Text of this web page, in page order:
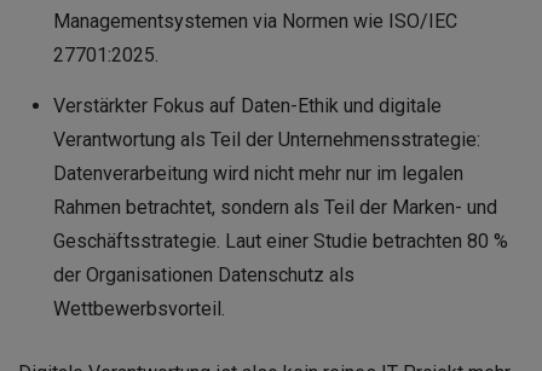
Managementsystemen via Normen wie ISO/IEC
27701:2025.
Verstärkter Fokus auf Daten-Ethik und digitale
Verantwortung als Teil der Unternehmensstrategie:
Datenverarbeitung wird nicht mehr nur im legalen
Rahmen betrachtet, sondern als Teil der Marken- und
Geschäftsstrategie. Laut einer Studie betrachten 80 %
der Organisationen Datenschutz als
Wettbewerbsvorteil.